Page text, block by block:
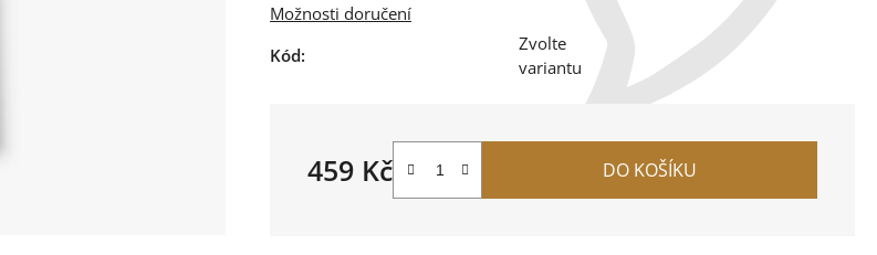
Možnosti doručení
Kód:
Zvolte
variantu
459 Kč
Měrná cena:
DO KOŠÍKU